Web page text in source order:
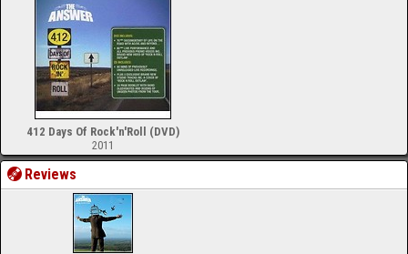
412 Days Of Rock'n'Roll (DVD)
2011
Reviews